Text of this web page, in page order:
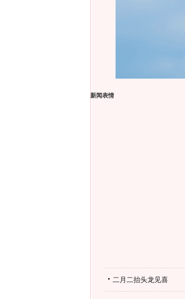
新闻表情
二月二抬头龙见喜